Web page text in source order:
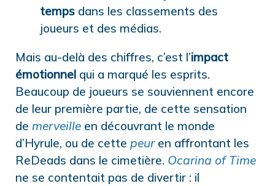
temps dans les classements des
joueurs et des médias.
Mais au-delà des chiffres, c’est l’impact
émotionnel qui a marqué les esprits.
Beaucoup de joueurs se souviennent encore
de leur première partie, de cette sensation
de merveille en découvrant le monde
d’Hyrule, ou de cette peuren affrontant les
ReDeads dans le cimetière. Ocarina of Time
ne se contentait pas de divertir : il